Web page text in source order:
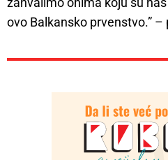
ovo Balkansko prvenstvo.” –